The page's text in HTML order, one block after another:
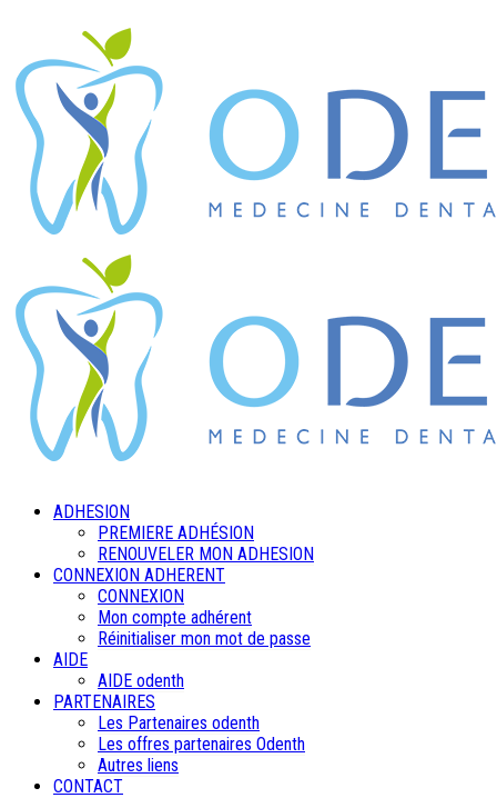
ADHESION
PREMIERE ADHÉSION
RENOUVELER MON ADHESION
CONNEXION ADHERENT
CONNEXION
Mon compte adhérent
Réinitialiser mon mot de passe
AIDE
AIDE odenth
PARTENAIRES
Les Partenaires odenth
Les offres partenaires Odenth
Autres liens
CONTACT